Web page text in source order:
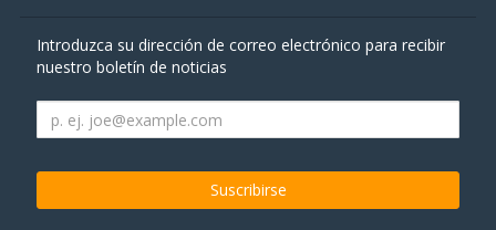
Introduzca su dirección de correo electrónico para recibir
nuestro boletín de noticias